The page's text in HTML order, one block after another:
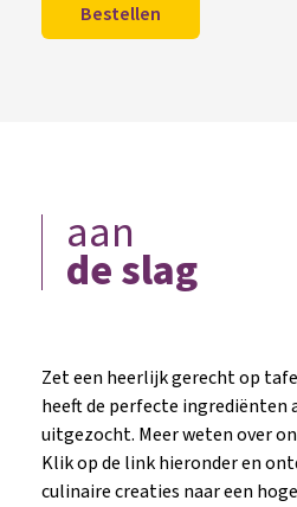
Bestellen
aan
de slag
Zet een heerlijk gerecht op
heeft de perfecte ingrediënten
uitgezocht. Meer weten over
Klik op de link hieronder en
culinaire creaties naar een